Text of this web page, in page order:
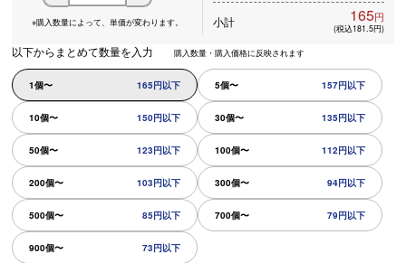
※購入数量によって、 単価が変わります。 小計 165円
(税込181.5円)
以下からまとめて数量を入力 購入数量・購入価格に反映されます
1個〜 165円以下 5個〜 157円以下
10個〜 150円以下 30個〜 135円以下
50個〜 123円以下 100個〜 112円以下
200個〜 103円以下 300個〜 94円以下
500個〜 85円以下 700個〜 79円以下
900個〜 73円以下